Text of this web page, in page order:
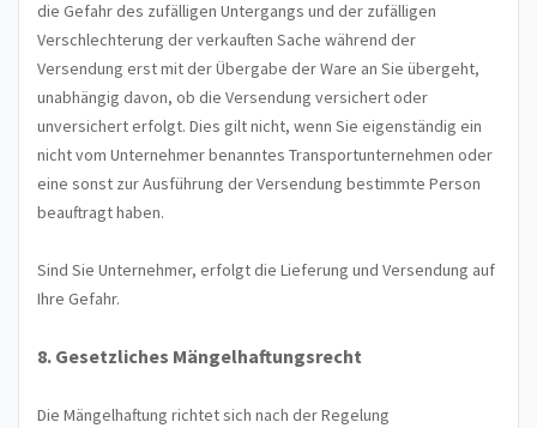
die Gefahr des zufälligen Untergangs und der zufälligen
Verschlechterung der verkauften Sache während der
Versendung erst mit der Übergabe der Ware an Sie übergeht,
unabhängig davon, ob die Versendung versichert oder
unversichert erfolgt. Dies gilt nicht, wenn Sie eigenständig ein
nicht vom Unternehmer benanntes Transportunternehmen oder
eine sonst zur Ausführung der Versendung bestimmte Person
beauftragt haben.
Sind Sie Unternehmer, erfolgt die Lieferung und Versendung auf
Ihre Gefahr.
8. Gesetzliches Mängelhaftungsrecht
Die Mängelhaftung richtet sich nach der Regelung